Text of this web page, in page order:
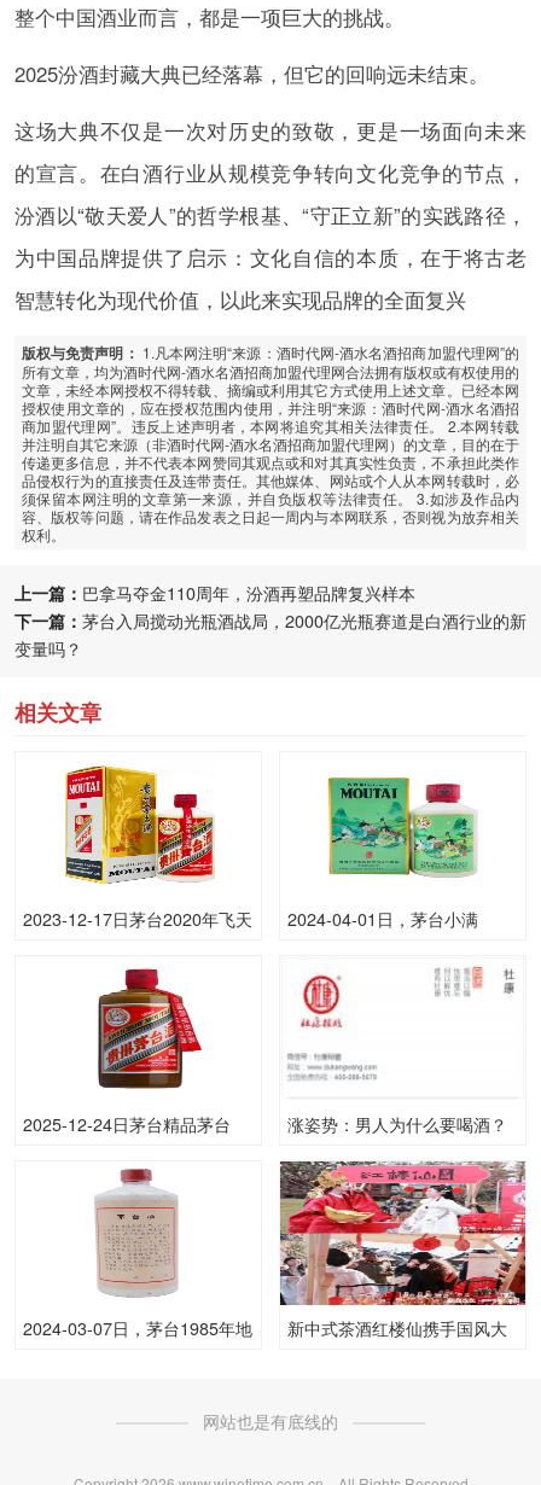
整个中国酒业而言，都是一项巨大的挑战。
2025汾酒封藏大典已经落幕，但它的回响远未结束。
这场大典不仅是一次对历史的致敬，更是一场面向未来
的宣言。在白酒行业从规模竞争转向文化竞争的节点，
汾酒以“敬天爱人”的哲学根基、“守正立新”的实践路径，
为中国品牌提供了启示：文化自信的本质，在于将古老
智慧转化为现代价值，以此来实现品牌的全面复兴
版权与免责声明： 1.凡本网注明“来源：酒时代网-酒水名酒招商加盟代理网”的
所有文章，均为酒时代网-酒水名酒招商加盟代理网合法拥有版权或有权使用的
文章，未经本网授权不得转载、摘编或利用其它方式使用上述文章。已经本网
授权使用文章的，应在授权范围内使用，并注明“来源：酒时代网-酒水名酒招
商加盟代理网”。违反上述声明者，本网将追究其相关法律责任。 2.本网转载
并注明自其它来源（非酒时代网-酒水名酒招商加盟代理网）的文章，目的在于
传递更多信息，并不代表本网赞同其观点或和对其真实性负责，不承担此类作
品侵权行为的直接责任及连带责任。其他媒体、网站或个人从本网转载时，必
须保留本网注明的文章第一来源，并自负版权等法律责任。 3.如涉及作品内
容、版权等问题，请在作品发表之日起一周内与本网联系，否则视为放弃相关
权利。
上一篇： 巴拿马夺金110周年，汾酒再塑品牌复兴样本
下一篇： 茅台入局搅动光瓶酒战局，2000亿光瓶赛道是白酒行业的新
变量吗？
相关文章
2023-12-17日茅台2020年飞天
发参考价格2,830一瓶
2024-04-01日，茅台小满
是多少呢？
2025-12-24日茅台精品茅台
涨姿势：男人为什么要喝酒？
2024-03-07日，茅台1985年地
新中式茶酒红楼仙携手国风大
网站也是有底线的